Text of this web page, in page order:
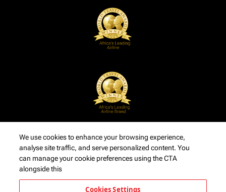
We use cookies to enhance your browsing experience,
analyse site traffic, and serve personalized content. You
can manage your cookie preferences using the CTA
alongside this
Cookies Settings